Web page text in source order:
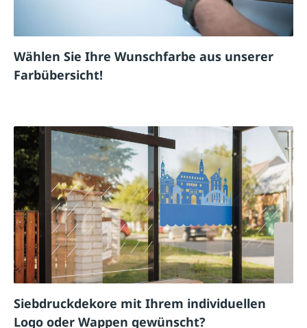
Wählen Sie Ihre Wunschfarbe aus unserer
Farbübersicht!
Siebdruckdekore mit Ihrem individuellen
Logo oder Wappen gewünscht?